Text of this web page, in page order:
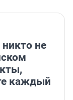
не
каждый